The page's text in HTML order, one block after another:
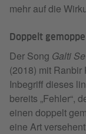
mehr auf die
Doppelt
Der Song Galti
(2018) mit
Inbegriff dieses
bereits „Fehler“,
einen doppelt
eine Art